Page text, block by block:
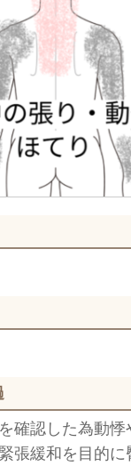
確認した為動悸
張緩和を目的